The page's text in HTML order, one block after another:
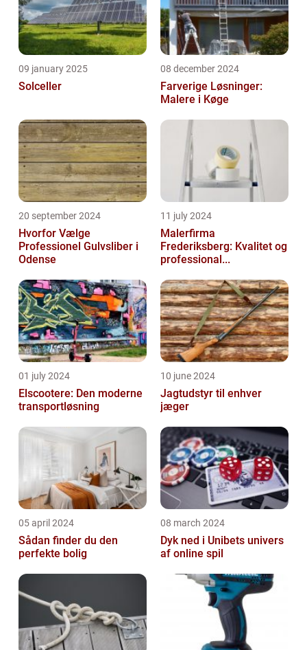
09 january 2025
Solceller
08 december 2024
Farverige Løsninger:
Malere i Køge
20 september 2024
Hvorfor Vælge
Professionel Gulvsliber i
Odense
11 july 2024
Malerfirma
Frederiksberg: Kvalitet og
professional...
01 july 2024
Elscootere: Den moderne
transportløsning
10 june 2024
Jagtudstyr til enhver
jæger
05 april 2024
Sådan finder du den
perfekte bolig
08 march 2024
Dyk ned i Unibets univers
af online spil